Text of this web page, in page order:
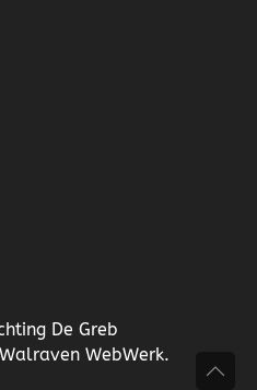
De Greb
Walraven WebWerk.